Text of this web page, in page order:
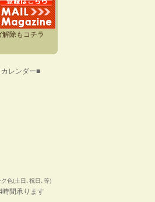
解除もコチラ
レンダー■
ク色(土日､祝日､等)
間承ります